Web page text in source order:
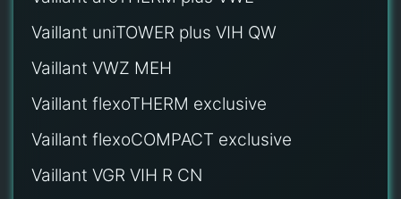
Vaillant uniTOWER plus VIH QW
Vaillant VWZ MEH
Vaillant flexoTHERM exclusive
Vaillant flexoCOMPACT exclusive
Vaillant VGR VIH R CN